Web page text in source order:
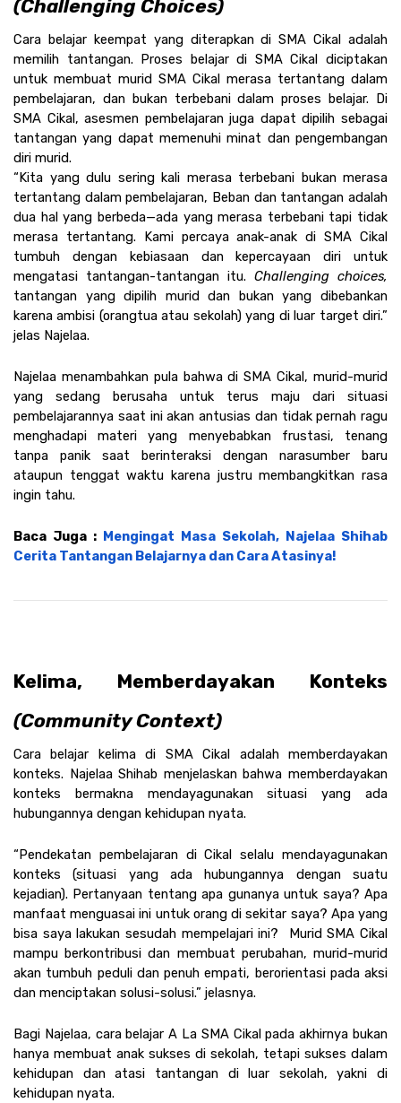
(Challenging Choices)
Cara belajar keempat yang diterapkan di SMA Cikal adalah
memilih tantangan. Proses belajar di SMA Cikal diciptakan
untuk membuat murid SMA Cikal merasa tertantang dalam
pembelajaran, dan bukan terbebani dalam proses belajar. Di
SMA Cikal, asesmen pembelajaran juga dapat dipilih sebagai
tantangan yang dapat memenuhi minat dan pengembangan
diri murid.
“Kita yang dulu sering kali merasa terbebani bukan merasa
tertantang dalam pembelajaran, Beban dan tantangan adalah
dua hal yang berbeda—ada yang merasa terbebani tapi tidak
merasa tertantang. Kami percaya anak-anak di SMA Cikal
tumbuh dengan kebiasaan dan kepercayaan diri untuk
mengatasi tantangan-tantangan itu.
tantangan yang dipilih murid dan bukan yang dibebankan
karena ambisi (orangtua atau sekolah) yang di luar target diri.”
jelas Najelaa.
Najelaa menambahkan pula bahwa di SMA Cikal, murid-murid
yang sedang berusaha untuk terus maju dari situasi
pembelajarannya saat ini akan antusias dan tidak pernah ragu
menghadapi materi yang menyebabkan frustasi, tenang
tanpa panik saat berinteraksi dengan narasumber baru
ataupun tenggat waktu karena justru membangkitkan rasa
ingin tahu.
Baca Juga : Mengingat Masa Sekolah, Najelaa Shihab
Cerita Tantangan Belajarnya dan Cara Atasinya!
(Community Context)
Cara belajar kelima di SMA Cikal adalah memberdayakan
konteks. Najelaa Shihab menjelaskan bahwa memberdayakan
konteks bermakna mendayagunakan situasi yang ada
hubungannya dengan kehidupan nyata.
“Pendekatan pembelajaran di Cikal selalu mendayagunakan
konteks (situasi yang ada hubungannya dengan suatu
kejadian). Pertanyaan tentang apa gunanya untuk saya? Apa
manfaat menguasai ini untuk orang di sekitar saya? Apa yang
bisa saya lakukan sesudah mempelajari ini?  Murid SMA Cikal
mampu berkontribusi dan membuat perubahan, murid-murid
akan tumbuh peduli dan penuh empati, berorientasi pada aksi
dan menciptakan solusi-solusi.” jelasnya.
Bagi Najelaa, cara belajar A La SMA Cikal pada akhirnya bukan
hanya membuat anak sukses di sekolah, tetapi sukses dalam
kehidupan dan atasi tantangan di luar sekolah, yakni di
kehidupan nyata.